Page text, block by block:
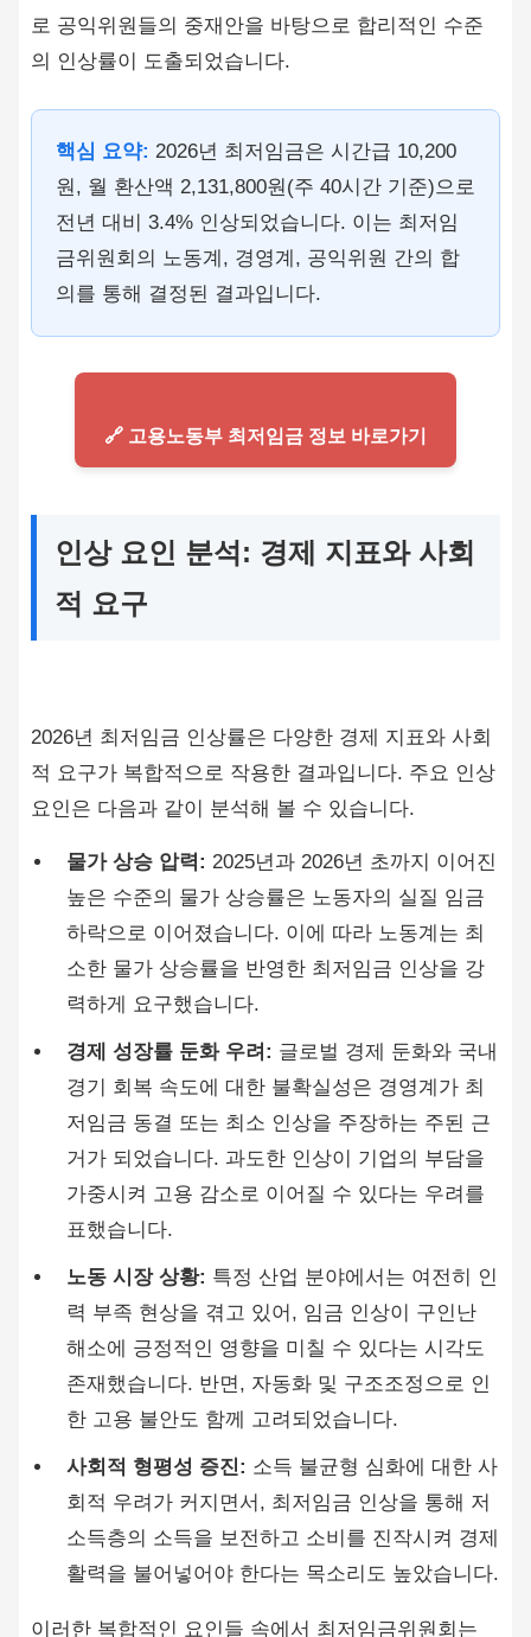
로 공익위원들의 중재안을 바탕으로 합리적인 수준
의 인상률이 도출되었습니다.
핵심 요약: 2026년 최저임금은 시간급 10,200
원, 월 환산액 2,131,800원(주 40시간 기준)으로
전년 대비 3.4% 인상되었습니다. 이는 최저임
금위원회의 노동계, 경영계, 공익위원 간의 합
의를 통해 결정된 결과입니다.
🔗 고용노동부 최저임금 정보 바로가기
인상 요인 분석: 경제 지표와 사회
적 요구
2026년 최저임금 인상률은 다양한 경제 지표와 사회
적 요구가 복합적으로 작용한 결과입니다. 주요 인상
요인은 다음과 같이 분석해 볼 수 있습니다.
물가 상승 압력: 2025년과 2026년 초까지 이어진
높은 수준의 물가 상승률은 노동자의 실질 임금
하락으로 이어졌습니다. 이에 따라 노동계는 최
소한 물가 상승률을 반영한 최저임금 인상을 강
력하게 요구했습니다.
경제 성장률 둔화 우려: 글로벌 경제 둔화와 국내
경기 회복 속도에 대한 불확실성은 경영계가 최
저임금 동결 또는 최소 인상을 주장하는 주된 근
거가 되었습니다. 과도한 인상이 기업의 부담을
가중시켜 고용 감소로 이어질 수 있다는 우려를
표했습니다.
노동 시장 상황: 특정 산업 분야에서는 여전히 인
력 부족 현상을 겪고 있어, 임금 인상이 구인난
해소에 긍정적인 영향을 미칠 수 있다는 시각도
존재했습니다. 반면, 자동화 및 구조조정으로 인
한 고용 불안도 함께 고려되었습니다.
사회적 형평성 증진: 소득 불균형 심화에 대한 사
회적 우려가 커지면서, 최저임금 인상을 통해 저
소득층의 소득을 보전하고 소비를 진작시켜 경제
활력을 불어넣어야 한다는 목소리도 높았습니다.
이러한 복합적인 요인들 속에서 최저임금위원회는